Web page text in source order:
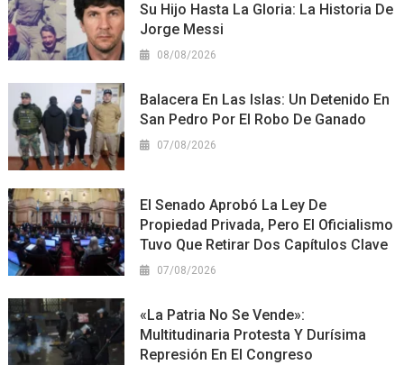
Su Hijo Hasta La Gloria: La Historia De
Jorge Messi
08/08/2026
Balacera En Las Islas: Un Detenido En
San Pedro Por El Robo De Ganado
07/08/2026
El Senado Aprobó La Ley De
Propiedad Privada, Pero El Oficialismo
Tuvo Que Retirar Dos Capítulos Clave
07/08/2026
«La Patria No Se Vende»:
Multitudinaria Protesta Y Durísima
Represión En El Congreso